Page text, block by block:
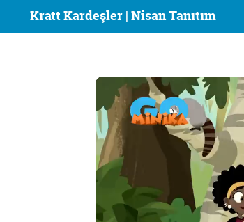
Kratt Kardeşler | Nisan Tanıtım